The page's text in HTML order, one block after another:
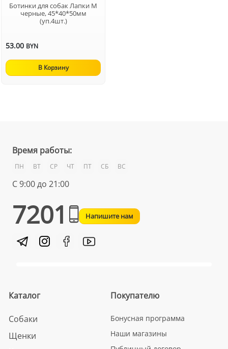
Ботинки для собак Лапки M
черные, 45*40*50мм
(уп.4шт.)
53.00 BYN
В Корзину
Время работы:
ПН ВТ СР ЧТ ПТ СБ ВС
С 9:00 до 21:00
7201 Напишите нам
Каталог
Собаки
Щенки
Покупателю
Бонусная программа
Наши магазины